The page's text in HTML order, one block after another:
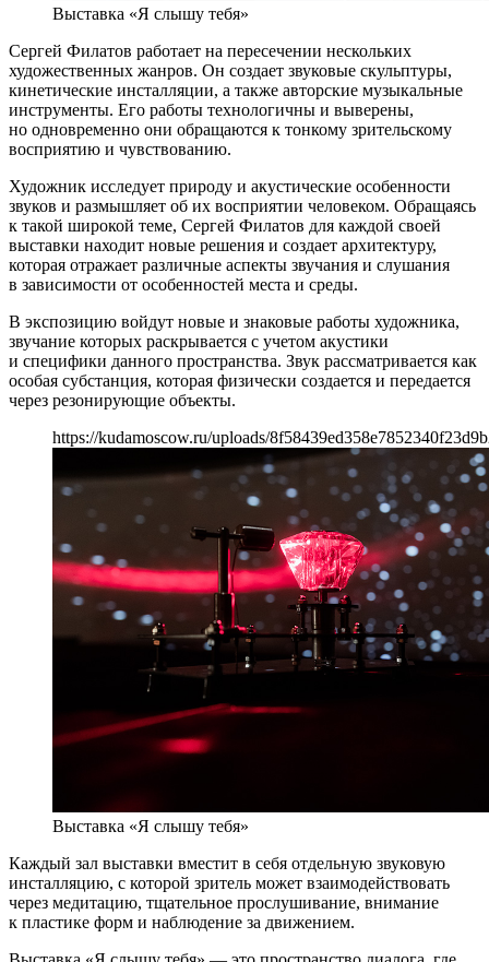
Выставка «Я слышу тебя»
Сергей Филатов работает на пересечении нескольких
художественных жанров. Он создает звуковые скульптуры,
кинетические инсталляции, а также авторские музыкальные
инструменты. Его работы технологичны и выверены,
но одновременно они обращаются к тонкому зрительскому
восприятию и чувствованию.
Художник исследует природу и акустические особенности
звуков и размышляет об их восприятии человеком. Обращаясь
к такой широкой теме, Сергей Филатов для каждой своей
выставки находит новые решения и создает архитектуру,
которая отражает различные аспекты звучания и слушания
в зависимости от особенностей места и среды.
В экспозицию войдут новые и знаковые работы художника,
звучание которых раскрывается с учетом акустики
и специфики данного пространства. Звук рассматривается как
особая субстанция, которая физически создается и передается
через резонирующие объекты.
https://kudamoscow.ru/uploads/
Выставка «Я слышу тебя»
Каждый зал выставки вместит в себя отдельную звуковую
инсталляцию, с которой зритель может взаимодействовать
через медитацию, тщательное прослушивание, внимание
к пластике форм и наблюдение за движением.